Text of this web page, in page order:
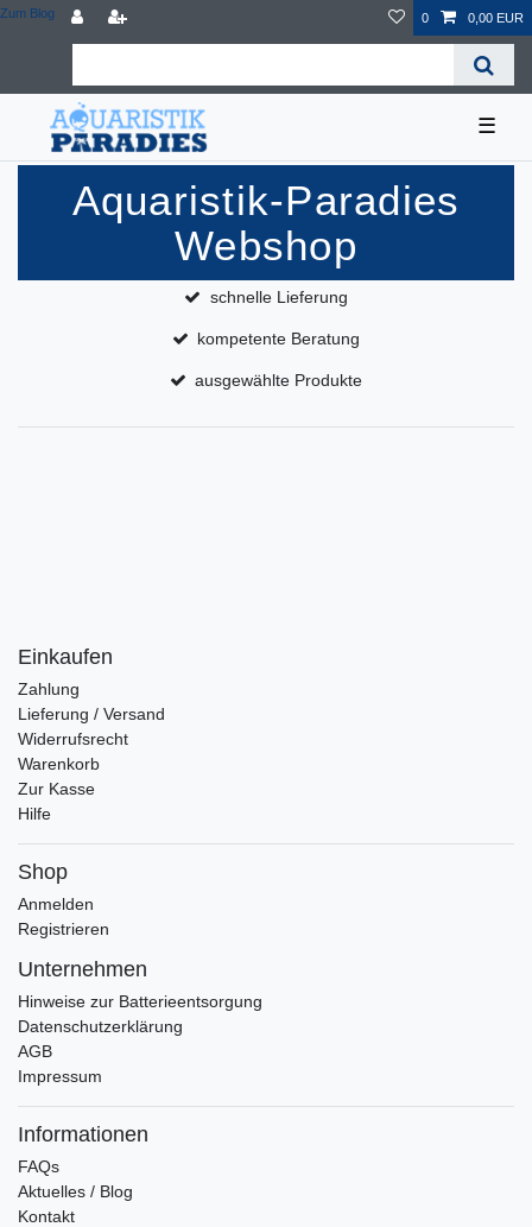
Zum Blog 0 0,00 EUR
☰
Aquaristik-Paradies
Webshop
schnelle Lieferung
kompetente Beratung
ausgewählte Produkte
Einkaufen
Zahlung
Lieferung / Versand
Widerrufsrecht
Warenkorb
Zur Kasse
Hilfe
Shop
Anmelden
Registrieren
Unternehmen
Hinweise zur Batterieentsorgung
Datenschutzerklärung
AGB
Impressum
Informationen
FAQs
Aktuelles / Blog
Kontakt